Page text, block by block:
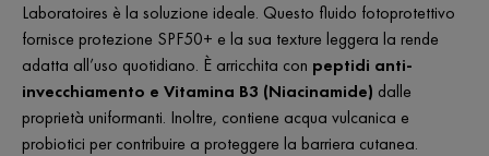
Laboratoires è la soluzione ideale. Questo fluido fotoprotettivo
fornisce protezione SPF50+ e la sua texture leggera la rende
adatta all’uso quotidiano. È arricchita con peptidi anti-
invecchiamento e Vitamina B3 (Niacinamide) dalle
proprietà uniformanti. Inoltre, contiene acqua vulcanica e
probiotici per contribuire a proteggere la barriera cutanea.